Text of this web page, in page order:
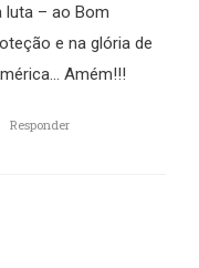
luta – ao Bom
e na glória de
Amém!!!
Responder